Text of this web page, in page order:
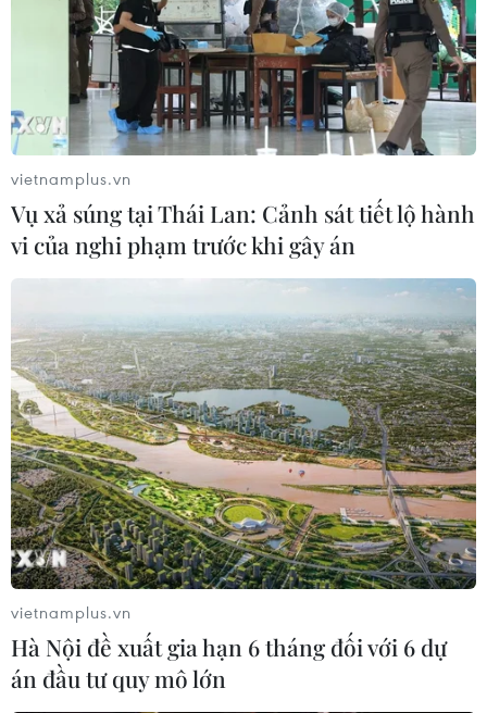
Không khí lạnh tiếp tục gây mưa vừa đến
mưa to ở Bắc Bộ, trời rét đậm
13/02/2022 00:09
Do ảnh hưởng của không khí lạnh, Bắc Bộ rét đậm,
vùng núi có nơi rét hại với nhiệt độ thấp nhất 11-14 độ C,
vùng núi 8-11 độ C, vùng núi cao có nơi dưới 6 độ C và
có khả năng xảy ra băng giá.
vietnamplus.vn
Vụ xả súng tại Thái Lan: Cảnh sát tiết lộ hành
vi của nghi phạm trước khi gây án
vietnamplus.vn
Hà Nội đề xuất gia hạn 6 tháng đối với 6 dự
án đầu tư quy mô lớn